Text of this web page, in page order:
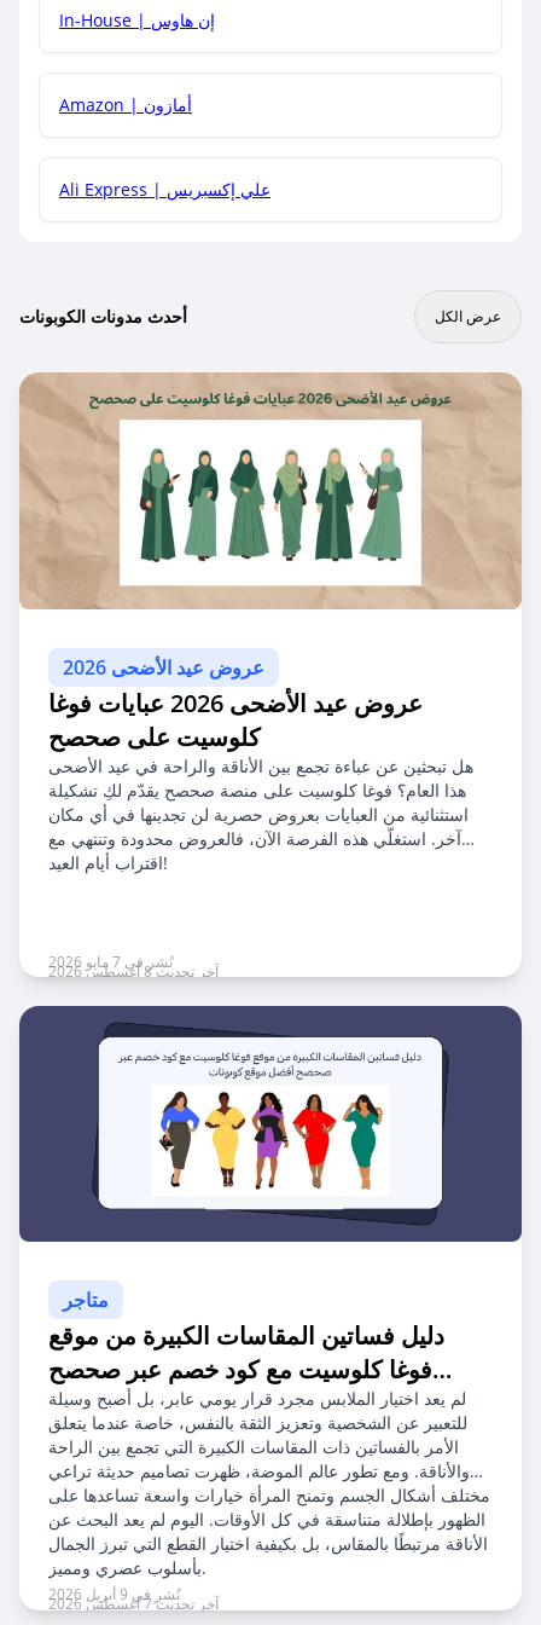
In-House | إن هاوس
Amazon | أمازون
Ali Express | علي إكسبريس
أحدث مدونات الكوبونات عرض الكل
عروض عيد الأضحى 2026
عروض عيد الأضحى 2026 عبايات فوغا
كلوسيت على صحصح
هل تبحثين عن عباءة تجمع بين الأناقة والراحة في عيد الأضحى
هذا العام؟ فوغا كلوسيت على منصة صحصح يقدّم لكِ تشكيلة
استثنائية من العبايات بعروض حصرية لن تجدينها في أي مكان
آخر. استغلّي هذه الفرصة الآن، فالعروض محدودة وتنتهي مع
اقتراب أيام العيد!
نُشر في 7 مايو 2026آخر تحديث 8 أغسطس 2026
متاجر
دليل فساتين المقاسات الكبيرة من موقع
فوغا كلوسيت مع كود خصم عبر صحصح
أفضل موقع كوبونات
لم يعد اختيار الملابس مجرد قرار يومي عابر، بل أصبح وسيلة
للتعبير عن الشخصية وتعزيز الثقة بالنفس، خاصة عندما يتعلق
الأمر بالفساتين ذات المقاسات الكبيرة التي تجمع بين الراحة
والأناقة. ومع تطور عالم الموضة، ظهرت تصاميم حديثة تراعي
مختلف أشكال الجسم وتمنح المرأة خيارات واسعة تساعدها على
الظهور بإطلالة متناسقة في كل الأوقات. اليوم لم يعد البحث عن
الأناقة مرتبطًا بالمقاس، بل بكيفية اختيار القطع التي تبرز الجمال
بأسلوب عصري ومميز.
نُشر في 9 أبريل 2026
آخر تحديث 7 أغسطس 2026